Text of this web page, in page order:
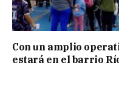
Con un amplio
estará en el barrio